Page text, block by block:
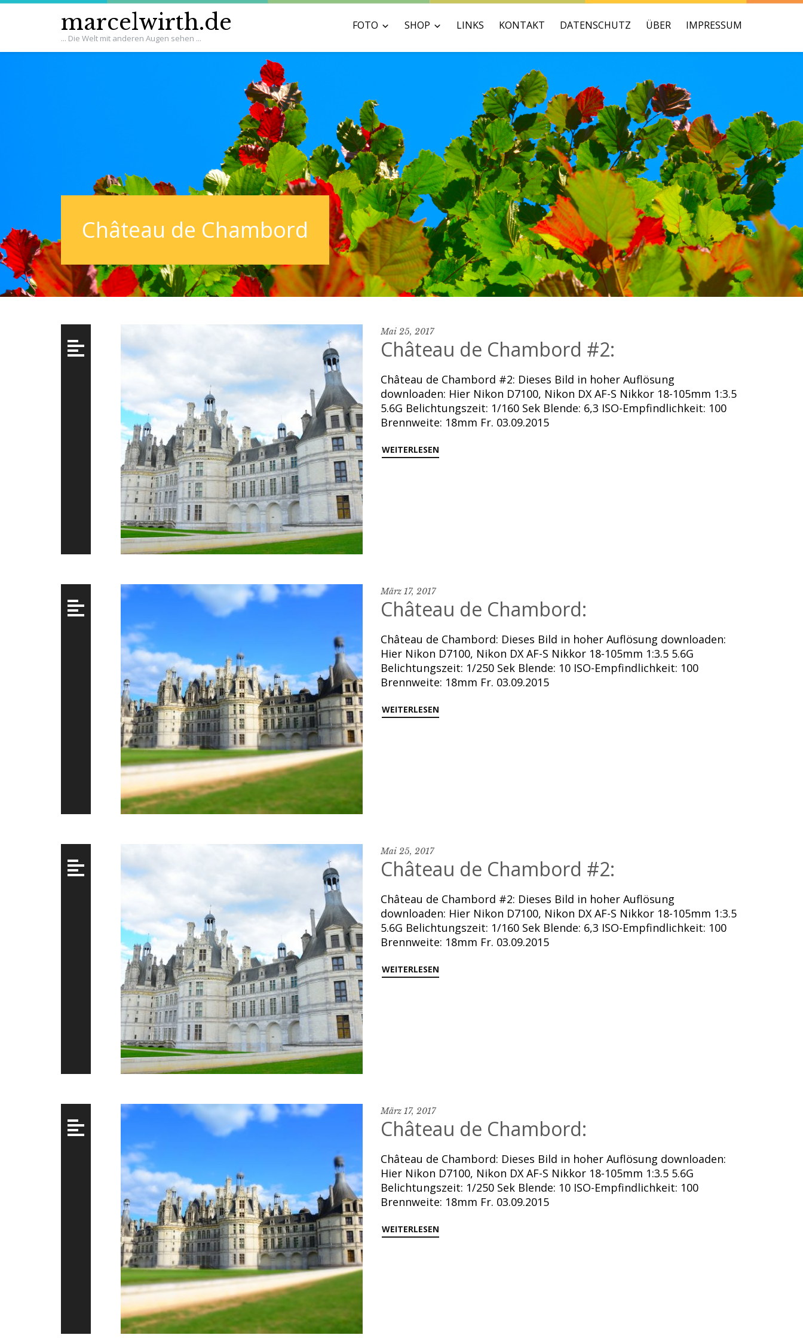
marcelwirth.de
... Die Welt mit anderen Augen sehen ...
FOTO SHOP LINKS KONTAKT DATENSCHUTZ ÜBER IMPRESSUM
Château de Chambord
Mai 25, 2017
Château de Chambord #2:
Château de Chambord #2: Dieses Bild in hoher Auflösung
downloaden: Hier Nikon D7100, Nikon DX AF-S Nikkor 18-105mm 1:3.5
5.6G Belichtungszeit: 1/160 Sek Blende: 6,3 ISO-Empfindlichkeit: 100
Brennweite: 18mm Fr. 03.09.2015
WEITERLESEN
März 17, 2017
Château de Chambord:
Château de Chambord: Dieses Bild in hoher Auflösung downloaden:
Hier Nikon D7100, Nikon DX AF-S Nikkor 18-105mm 1:3.5 5.6G
Belichtungszeit: 1/250 Sek Blende: 10 ISO-Empfindlichkeit: 100
Brennweite: 18mm Fr. 03.09.2015
WEITERLESEN
Mai 25, 2017
Château de Chambord #2:
Château de Chambord #2: Dieses Bild in hoher Auflösung
downloaden: Hier Nikon D7100, Nikon DX AF-S Nikkor 18-105mm 1:3.5
5.6G Belichtungszeit: 1/160 Sek Blende: 6,3 ISO-Empfindlichkeit: 100
Brennweite: 18mm Fr. 03.09.2015
WEITERLESEN
März 17, 2017
Château de Chambord:
Château de Chambord: Dieses Bild in hoher Auflösung downloaden:
Hier Nikon D7100, Nikon DX AF-S Nikkor 18-105mm 1:3.5 5.6G
Belichtungszeit: 1/250 Sek Blende: 10 ISO-Empfindlichkeit: 100
Brennweite: 18mm Fr. 03.09.2015
WEITERLESEN